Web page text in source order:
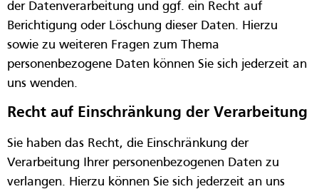
der Datenverarbeitung und ggf. ein Recht auf
Berichtigung oder Löschung dieser Daten. Hierzu
sowie zu weiteren Fragen zum Thema
personenbezogene Daten können Sie sich jederzeit an
uns wenden.
Recht auf Einschränkung der Verarbeitung
Sie haben das Recht, die Einschränkung der
Verarbeitung Ihrer personenbezogenen Daten zu
verlangen. Hierzu können Sie sich jederzeit an uns